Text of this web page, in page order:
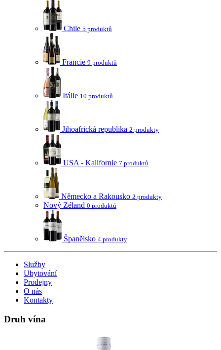
Chile 5 produktů
Francie 9 produktů
Itálie 10 produktů
Jihoafrická republika 2 produkty
USA - Kalifornie 7 produktů
Německo a Rakousko 2 produkty
Nový Zéland 0 produktů
Španělsko 4 produkty
Služby
Ubytování
Prodejny
O nás
Kontakty
Druh vína